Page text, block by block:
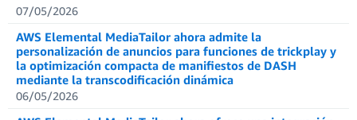
07/05/2026
AWS Elemental MediaTailor ahora admite la
personalización de anuncios para funciones de trickplay y
la optimización compacta de manifiestos de DASH
mediante la transcodificación dinámica
06/05/2026